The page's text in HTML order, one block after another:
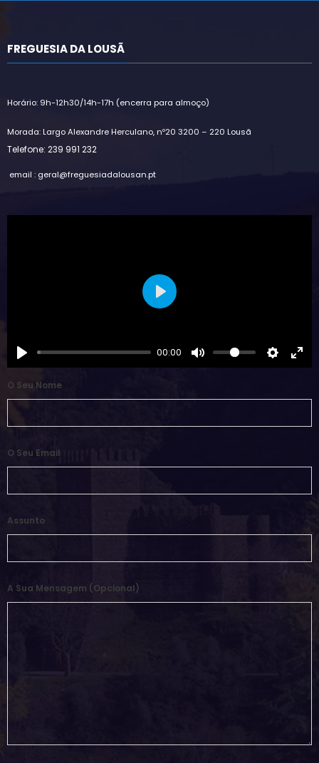
FREGUESIA DA LOUSÃ
Horário: 9h-12h30/14h-17h (encerra para almoço)
Morada: Largo Alexandre Herculano, nº20 3200 – 220 Lousã
Telefone: 239 991 232
email : geral@freguesiadalousan.pt
00:00
Play
O Seu Nome
O Seu Email
Assunto
A Sua Mensagem (opcional)